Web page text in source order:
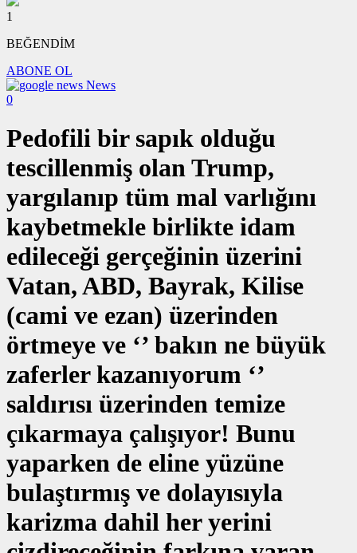
1
BEĞENDİM
ABONE OL
News
0
Pedofili bir sapık olduğu
tescillenmiş olan Trump,
yargılanıp tüm mal varlığını
kaybetmekle birlikte idam
edileceği gerçeğinin üzerini
Vatan, ABD, Bayrak, Kilise
(cami ve ezan) üzerinden
örtmeye ve ‘’ bakın ne büyük
zaferler kazanıyorum ‘’
saldırısı üzerinden temize
çıkarmaya çalışıyor! Bunu
yaparken de eline yüzüne
bulaştırmış ve dolayısıyla
karizma dahil her yerini